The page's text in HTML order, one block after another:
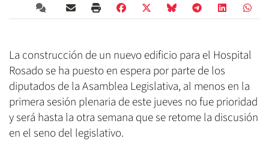
La construcción de un nuevo edificio para el Hospital
Rosado se ha puesto en espera por parte de los
diputados de la Asamblea Legislativa, al menos en la
primera sesión plenaria de este jueves no fue prioridad
y será hasta la otra semana que se retome la discusión
en el seno del legislativo.